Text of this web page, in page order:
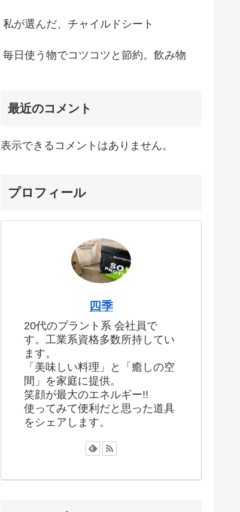
私が選んだ、チャイルドシート
毎日使う物でコツコツと節約。飲み物
最近のコメント
表示できるコメントはありません。
プロフィール
四季
20代のプラント系 会社員で
す。工業系資格多数所持してい
ます。
「美味しい料理」と「癒しの空
間」を家庭に提供。
笑顔が最大のエネルギー!!
使ってみて便利だと思った道具
をシェアします。